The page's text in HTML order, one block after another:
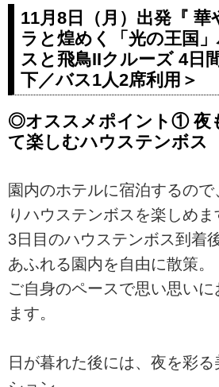
11月8日（月）出発『
ラと煌めく「光の王国
スと飛鳥IIクルーズ 4日
下／バス1人2席利用＞
◎オススメポイント① 夜
て楽しむハウステンボス
園内のホテルに宿泊するので
りハウステンボスを楽しめま
3日目のハウステンボス到着
あふれる園内を自由に散策。
ご自身のペースで思い思い
ます。
日が暮れた後には、夜を彩